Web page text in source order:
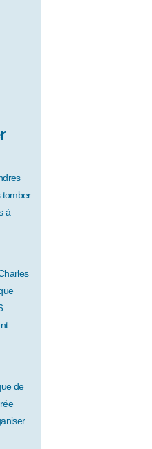
tomber
à
de